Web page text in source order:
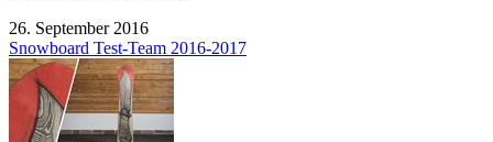
26. September 2016
Snowboard Test-Team 2016-2017